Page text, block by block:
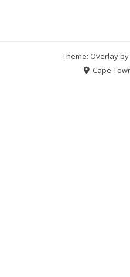
Theme: Overlay by
Cape